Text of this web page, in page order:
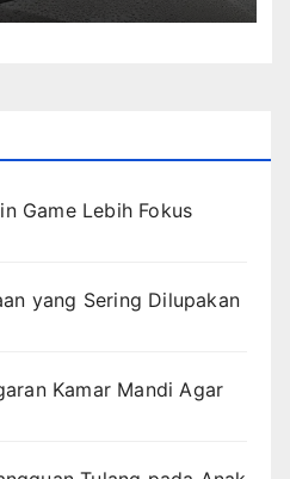
Game Lebih Fokus
yang Sering Dilupakan
Kamar Mandi Agar